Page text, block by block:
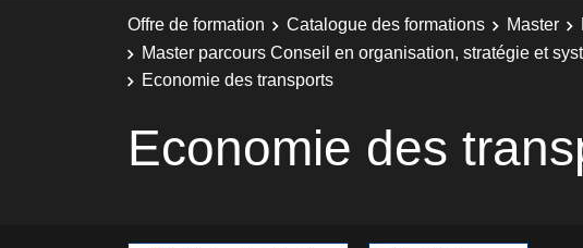
Offre de formation Catalogue des formations Master
Master parcours Conseil en organisation, stratégie et
Economie des transports
Economie des